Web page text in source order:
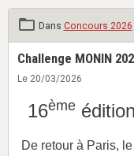
Dans Concours 2026
Challenge MONIN
Le 20/03/2026
16ème
De retour à Paris,